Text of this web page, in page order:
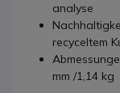
analyse
recyceltem
mm /1,14 kg